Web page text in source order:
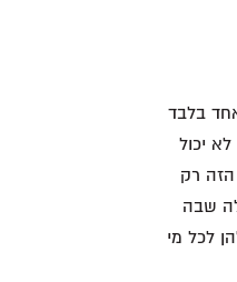
בלבד
יכול
רק
שבה
לכל מי